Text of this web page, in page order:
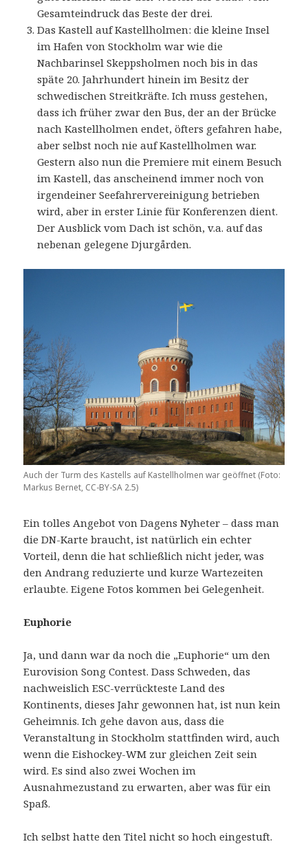
Gesamteindruck das Beste der drei.
Das Kastell auf Kastellholmen: die kleine Insel
im Hafen von Stockholm war wie die
Nachbarinsel Skeppsholmen noch bis in das
späte 20. Jahrhundert hinein im Besitz der
schwedischen Streitkräfte. Ich muss gestehen,
dass ich früher zwar den Bus, der an der Brücke
nach Kastellholmen endet, öfters gefahren habe,
aber selbst noch nie auf Kastellholmen war.
Gestern also nun die Premiere mit einem Besuch
im Kastell, das anscheinend immer noch von
irgendeiner Seefahrervereinigung betrieben
wird, aber in erster Linie für Konferenzen dient.
Der Ausblick vom Dach ist schön, v.a. auf das
nebenan gelegene Djurgården.
Auch der Turm des Kastells auf Kastellholmen war geöffnet (Foto:
Markus Bernet, CC-BY-SA 2.5)
Ein tolles Angebot von Dagens Nyheter – dass man
die DN-Karte braucht, ist natürlich ein echter
Vorteil, denn die hat schließlich nicht jeder, was
den Andrang reduzierte und kurze Wartezeiten
erlaubte. Eigene Fotos kommen bei Gelegenheit.
Euphorie
Ja, und dann war da noch die „Euphorie“ um den
Eurovision Song Contest. Dass Schweden, das
nachweislich ESC-verrückteste Land des
Kontinents, dieses Jahr gewonnen hat, ist nun kein
Geheimnis. Ich gehe davon aus, dass die
Veranstaltung in Stockholm stattfinden wird, auch
wenn die Eishockey-WM zur gleichen Zeit sein
wird. Es sind also zwei Wochen im
Ausnahmezustand zu erwarten, aber was für ein
Spaß.
Ich selbst hatte den Titel nicht so hoch eingestuft.